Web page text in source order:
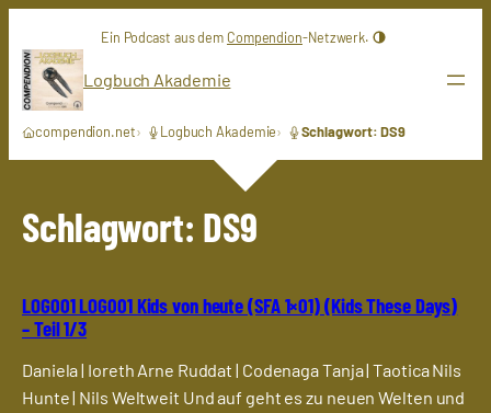
Inhalt
springen
Ein Podcast aus dem Compendion-Netzwerk.
Logbuch Akademie
compendion.net Logbuch Akademie Schlagwort: DS9
Schlagwort: DS9
LOG001 LOG001 Kids von heute (SFA 1×01) (Kids These Days)
– Teil 1/3
Daniela | Ioreth Arne Ruddat | Codenaga Tanja | Taotica Nils
Hunte | Nils Weltweit Und auf geht es zu neuen Welten und